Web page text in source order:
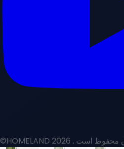
©HOMELAND 2026